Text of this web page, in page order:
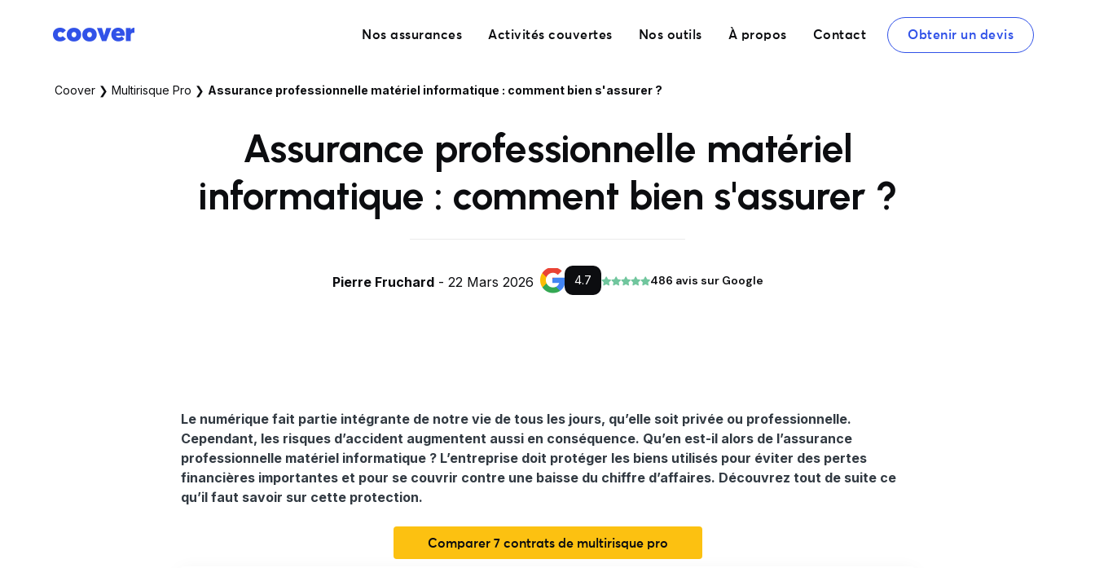
Nos assurances Activités couvertes Nos outils À propos Contact Obtenir un devis
Coover ❯ Multirisque Pro ❯ Assurance professionnelle matériel informatique : comment bien s'assurer ?
Assurance professionnelle matériel
informatique : comment bien s'assurer ?
Pierre Fruchard- 22 Mars 2026 4.7 486 avis sur Google
Le numérique fait partie intégrante de notre vie de tous les jours, qu’elle soit privée ou professionnelle.
Cependant, les risques d’accident augmentent aussi en conséquence. Qu’en est-il alors de l’assurance
professionnelle matériel informatique ? L’entreprise doit protéger les biens utilisés pour éviter des pertes
financières importantes et pour se couvrir contre une baisse du chiffre d’affaires. Découvrez tout de suite ce
qu’il faut savoir sur cette protection.
Comparer 7 contrats de multirisque pro